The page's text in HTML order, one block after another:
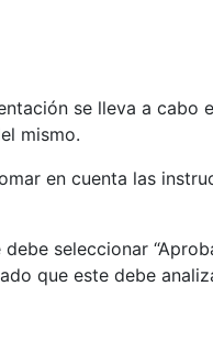
se lleva a cabo
mismo.
en cuenta las
seleccionar
que este debe